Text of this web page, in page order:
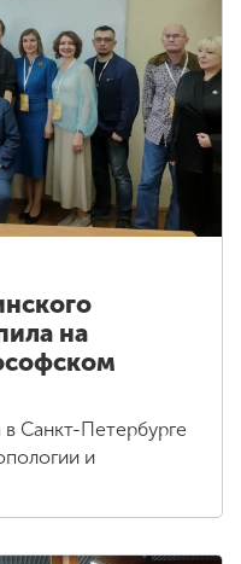
на
в Санкт-Петербурге
и